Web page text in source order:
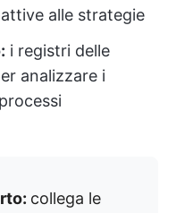
alle strategie
i registri delle
analizzare i
collega le